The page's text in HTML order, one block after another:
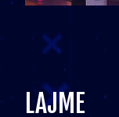
LAJME